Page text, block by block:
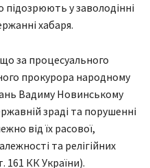
у заволодінні
хабаря.
за процесуального
прокурора народному
Вадиму Новинському
зраді та порушенні
від їх расової,
та релігійних
161 КК України).